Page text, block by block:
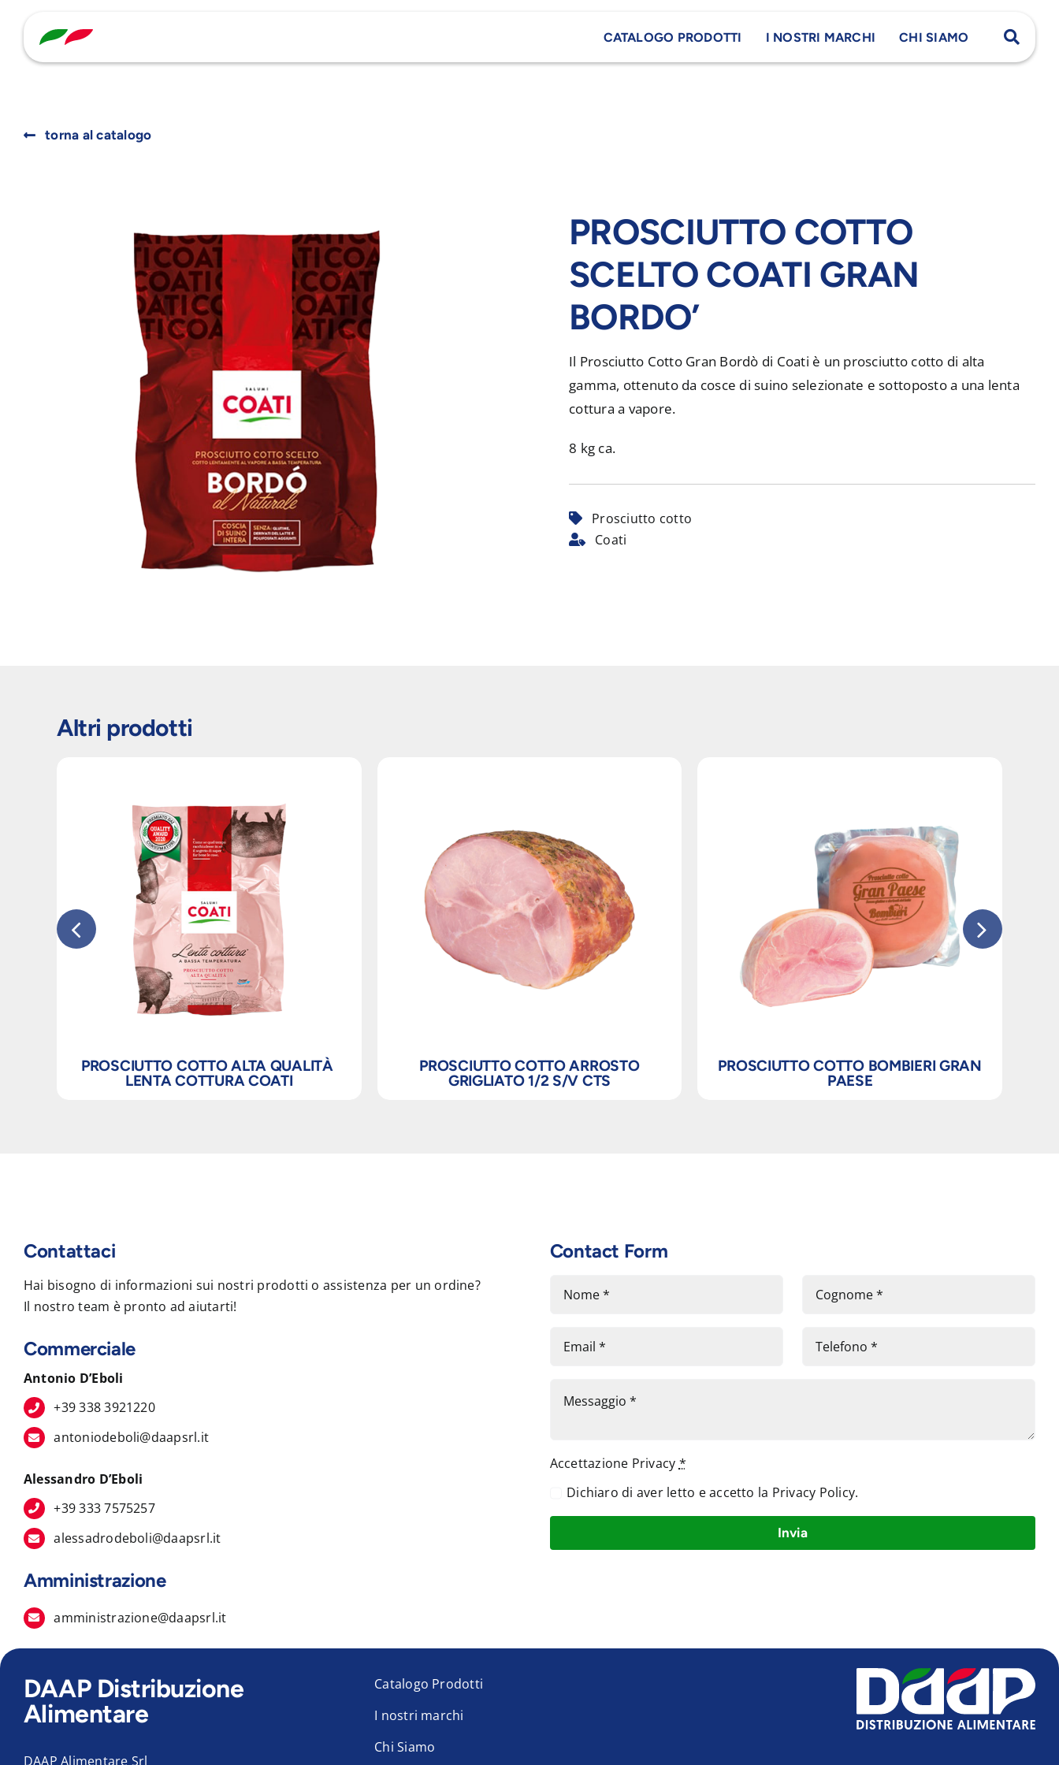
content
CATALOGO PRODOTTI I NOSTRI MARCHI CHI SIAMO
torna al catalogo
PROSCIUTTO COTTO
SCELTO COATI GRAN
BORDO’
Il Prosciutto Cotto Gran Bordò di Coati è un prosciutto cotto di alta
gamma, ottenuto da cosce di suino selezionate e sottoposto a una lenta
cottura a vapore.
8 kg ca.
Prosciutto cotto
Coati
Altri prodotti
PROSCIUTTO COTTO ALTA QUALITÀ
LENTA COTTURA COATI
PROSCIUTTO COTTO ARROSTO
GRIGLIATO 1/2 S/V CTS
PROSCIUTTO COTTO BOMBIERI GRAN
PAESE
Contattaci
Hai bisogno di informazioni sui nostri prodotti o assistenza per un ordine?
Il nostro team è pronto ad aiutarti!
Commerciale
Antonio D’Eboli
+39 338 3921220
antoniodeboli@daapsrl.it
Alessandro D’Eboli
+39 333 7575257
alessadrodeboli@daapsrl.it
Amministrazione
amministrazione@daapsrl.it
Contact Form
Accettazione Privacy *
Dichiaro di aver letto e accetto la Privacy Policy.
Invia
DAAP Distribuzione
Alimentare
DAAP Alimentare Srl
Catalogo Prodotti
I nostri marchi
Chi Siamo